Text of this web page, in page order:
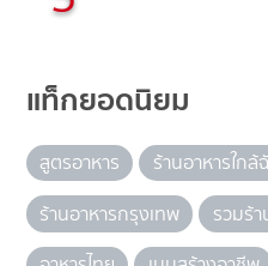
แท็กยอดนิยม
สูตรอาหาร ร้านอาหารใกล้
ร้านอาหารกรุงเทพ
รวมร้